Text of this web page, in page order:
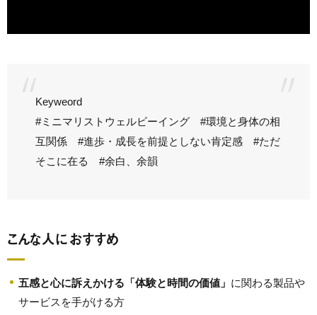
Keyweord
#ミニマリストウェルビーイング #環境と身体の相
互関係 #進歩・成長を前提としない肯定感 #ただ
そこに在る #余白、余韻
こんな人におすすめ
五感と心に訴えかける「体験と時間の価値」 に関わる製品や
サービスを手がける方